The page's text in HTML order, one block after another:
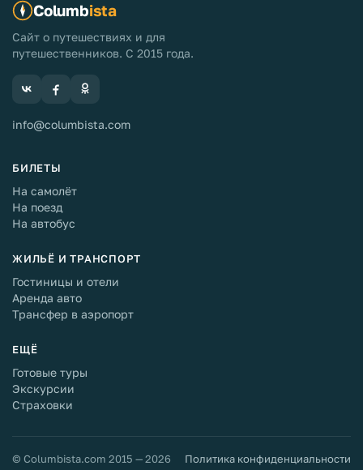
Columbista
Сайт о путешествиях и для
путешественников. С 2015 года.
info@columbista.com
БИЛЕТЫ
На самолёт
На поезд
На автобус
ЖИЛЬЁ И ТРАНСПОРТ
Гостиницы и отели
Аренда авто
Трансфер в аэропорт
ЕЩЁ
Готовые туры
Экскурсии
Страховки
© Columbista.com 2015 — 2026 Политика конфиденциальности